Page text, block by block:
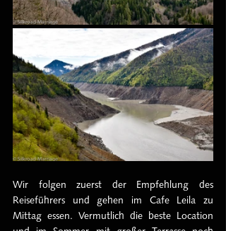
Wir folgen zuerst der Empfehlung des
Reiseführers und gehen im Cafe Leila zu
Mittag essen. Vermutlich die beste Location